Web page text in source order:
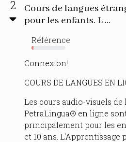
2
Cours de langues
pour les enfants. L ...
Référence
6%
Connexion!
COURS DE LANGUES EN
Les cours audio-visuels de
PetraLingua® en ligne
principalement pour les
et 10 ans. L'Apprentissage